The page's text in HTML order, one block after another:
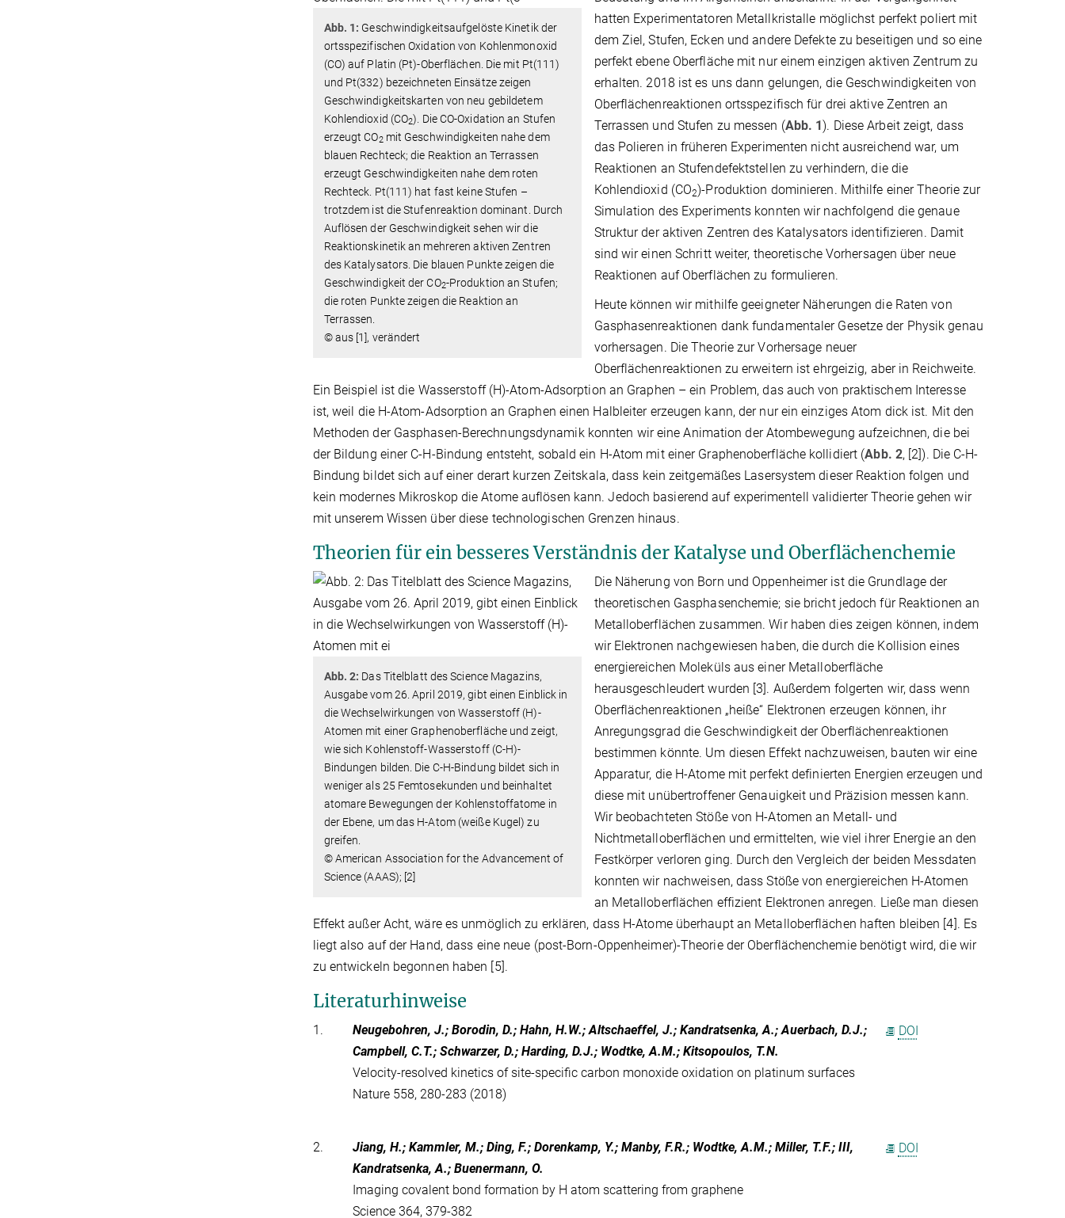
Abb. 1: Geschwindigkeitsaufgelöste Kinetik der
ortsspezifischen Oxidation von Kohlenmonoxid
(CO) auf Platin (Pt)-Oberflächen. Die mit Pt(111)
und Pt(332) bezeichneten Einsätze zeigen
Geschwindigkeitskarten von neu gebildetem
Kohlendioxid (CO2). Die CO-Oxidation an Stufen
erzeugt CO2mit Geschwindigkeiten nahe dem
blauen Rechteck; die Reaktion an Terrassen
erzeugt Geschwindigkeiten nahe dem roten
Rechteck. Pt(111) hat fast keine Stufen –
trotzdem ist die Stufenreaktion dominant. Durch
Auflösen der Geschwindigkeit sehen wir die
Reaktionskinetik an mehreren aktiven Zentren
des Katalysators. Die blauen Punkte zeigen die
Geschwindigkeit der CO2-Produktion an Stufen;
die roten Punkte zeigen die Reaktion an
Terrassen.
© aus [1], verändert
hatten Experimentatoren Metallkristalle möglichst perfekt poliert mit
dem Ziel, Stufen, Ecken und andere Defekte zu beseitigen und so eine
perfekt ebene Oberfläche mit nur einem einzigen aktiven Zentrum zu
erhalten. 2018 ist es uns dann gelungen, die Geschwindigkeiten von
Oberflächenreaktionen ortsspezifisch für drei aktive Zentren an
Terrassen und Stufen zu messen (Abb. 1). Diese Arbeit zeigt, dass
das Polieren in früheren Experimenten nicht ausreichend war, um
Reaktionen an Stufendefektstellen zu verhindern, die die
Kohlendioxid (CO2)-Produktion dominieren. Mithilfe einer Theorie zur
Simulation des Experiments konnten wir nachfolgend die genaue
Struktur der aktiven Zentren des Katalysators identifizieren. Damit
sind wir einen Schritt weiter, theoretische Vorhersagen über neue
Reaktionen auf Oberflächen zu formulieren.
Heute können wir mithilfe geeigneter Näherungen die Raten von
Gasphasenreaktionen dank fundamentaler Gesetze der Physik genau
vorhersagen. Die Theorie zur Vorhersage neuer
Oberflächenreaktionen zu erweitern ist ehrgeizig, aber in Reichweite.
Ein Beispiel ist die Wasserstoff (H)-Atom-Adsorption an Graphen – ein Problem, das auch von praktischem Interesse
ist, weil die H-Atom-Adsorption an Graphen einen Halbleiter erzeugen kann, der nur ein einziges Atom dick ist. Mit den
Methoden der Gasphasen-Berechnungsdynamik konnten wir eine Animation der Atombewegung aufzeichnen, die bei
der Bildung einer C-H-Bindung entsteht, sobald ein H-Atom mit einer Graphenoberfläche kollidiert (Abb. 2, [2]). Die C-H-
Bindung bildet sich auf einer derart kurzen Zeitskala, dass kein zeitgemäßes Lasersystem dieser Reaktion folgen und
kein modernes Mikroskop die Atome auflösen kann. Jedoch basierend auf experimentell validierter Theorie gehen wir
mit unserem Wissen über diese technologischen Grenzen hinaus.
Theorien für ein besseres Verständnis der Katalyse und Oberflächenchemie
Abb. 2: Das Titelblatt des Science Magazins,
Ausgabe vom 26. April 2019, gibt einen Einblick in
die Wechselwirkungen von Wasserstoff (H)-
Atomen mit einer Graphenoberfläche und zeigt,
wie sich Kohlenstoff-Wasserstoff (C-H)-
Bindungen bilden. Die C-H-Bindung bildet sich in
weniger als 25 Femtosekunden und beinhaltet
atomare Bewegungen der Kohlenstoffatome in
der Ebene, um das H-Atom (weiße Kugel) zu
greifen.
© American Association for the Advancement of
Science (AAAS); [2]
Die Näherung von Born und Oppenheimer ist die Grundlage der
theoretischen Gasphasenchemie; sie bricht jedoch für Reaktionen an
Metalloberflächen zusammen. Wir haben dies zeigen können, indem
wir Elektronen nachgewiesen haben, die durch die Kollision eines
energiereichen Moleküls aus einer Metalloberfläche
herausgeschleudert wurden [3]. Außerdem folgerten wir, dass wenn
Oberflächenreaktionen „heiße“ Elektronen erzeugen können, ihr
Anregungsgrad die Geschwindigkeit der Oberflächenreaktionen
bestimmen könnte. Um diesen Effekt nachzuweisen, bauten wir eine
Apparatur, die H-Atome mit perfekt definierten Energien erzeugen und
diese mit unübertroffener Genauigkeit und Präzision messen kann.
Wir beobachteten Stöße von H-Atomen an Metall- und
Nichtmetalloberflächen und ermittelten, wie viel ihrer Energie an den
Festkörper verloren ging. Durch den Vergleich der beiden Messdaten
konnten wir nachweisen, dass Stöße von energiereichen H-Atomen
an Metalloberflächen effizient Elektronen anregen. Ließe man diesen
Effekt außer Acht, wäre es unmöglich zu erklären, dass H-Atome überhaupt an Metalloberflächen haften bleiben [4]. Es
liegt also auf der Hand, dass eine neue (post-Born-Oppenheimer)-Theorie der Oberflächenchemie benötigt wird, die wir
zu entwickeln begonnen haben [5].
Literaturhinweise
1.
Neugebohren, J.; Borodin, D.; Hahn, H.W.; Altschaeffel, J.; Kandratsenka, A.; Auerbach, D.J.;
Campbell, C.T.; Schwarzer, D.; Harding, D.J.; Wodtke, A.M.; Kitsopoulos, T.N.
Velocity-resolved kinetics of site-specific carbon monoxide oxidation on platinum surfaces
Nature 558, 280-283 (2018)
DOI
2.
Jiang, H.; Kammler, M.; Ding, F.; Dorenkamp, Y.; Manby, F.R.; Wodtke, A.M.; Miller, T.F.; III,
Kandratsenka, A.; Buenermann, O.
Imaging covalent bond formation by H atom scattering from graphene
Science 364, 379-382
DOI